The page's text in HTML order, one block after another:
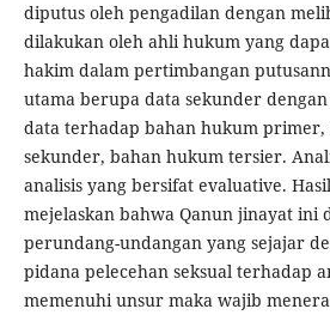
diputus oleh pengadilan dengan
dilakukan oleh ahli hukum yang
hakim dalam pertimbangan
utama berupa data sekunder
data terhadap bahan hukum
sekunder, bahan hukum tersier.
analisis yang bersifat evaluative.
mejelaskan bahwa Qanun jinayat
perundang-undangan yang sejajar
pidana pelecehan seksual terhadap
memenuhi unsur maka wajib